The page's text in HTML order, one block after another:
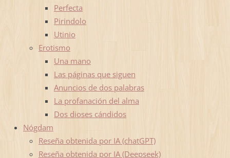
Perfecta
Pirindolo
Utinio
Erotismo
Una mano
Las páginas que siguen
Anuncios de dos palabras
La profanación del alma
Dos dioses cándidos
Nógdam
Reseña obtenida por IA (chatGPT)
Reseña obtenida por IA (Deepseek)